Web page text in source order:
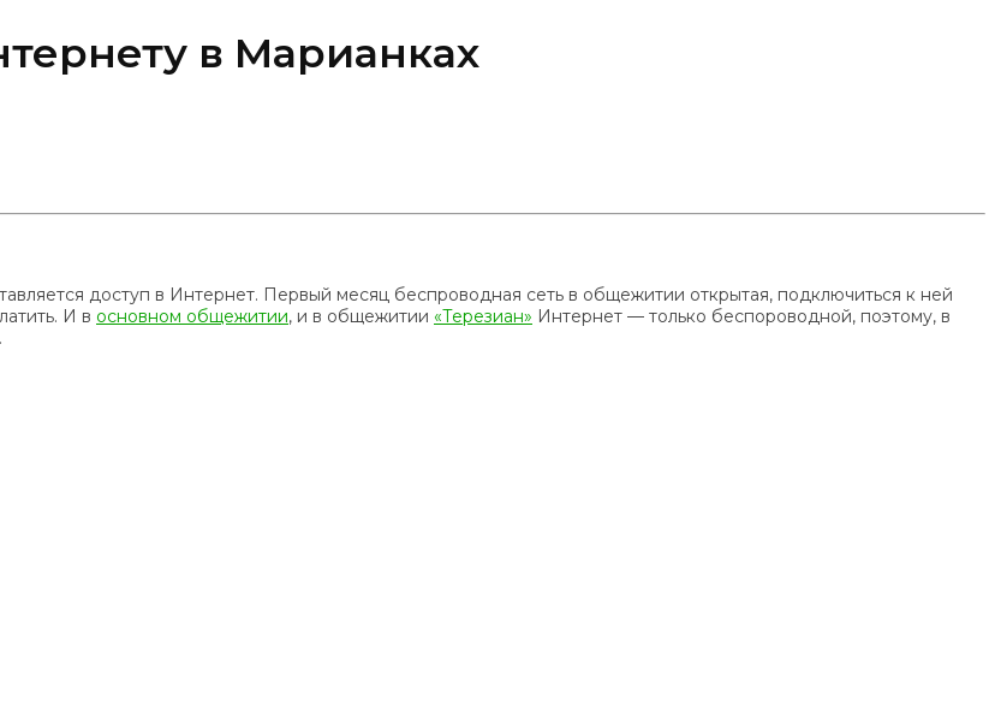
в Марианках
доступ в Интернет. Первый месяц беспроводная сеть в общежитии открытая, подключиться к ней
И в основном общежитии, и в общежитии «Терезиан» Интернет — только беспороводной, поэтому, в
.